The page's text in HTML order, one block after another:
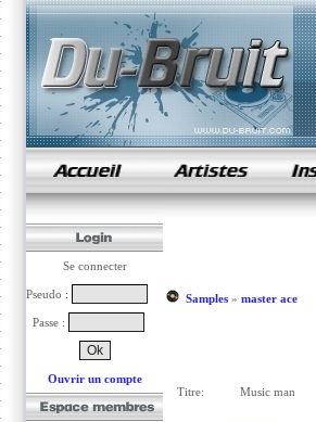
samples de rap
Se connecter
Pseudo :
Passe :
Ouvrir un compte
Samples» master ace
Titre: Music man